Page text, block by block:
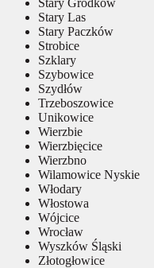
Stary Las
Stary Paczków
Strobice
Szklary
Szybowice
Szydłów
Trzeboszowice
Unikowice
Wierzbie
Wierzbięcice
Wierzbno
Wilamowice Nyskie
Włodary
Włostowa
Wójcice
Wrocław
Wyszków Śląski
Złotogłowice